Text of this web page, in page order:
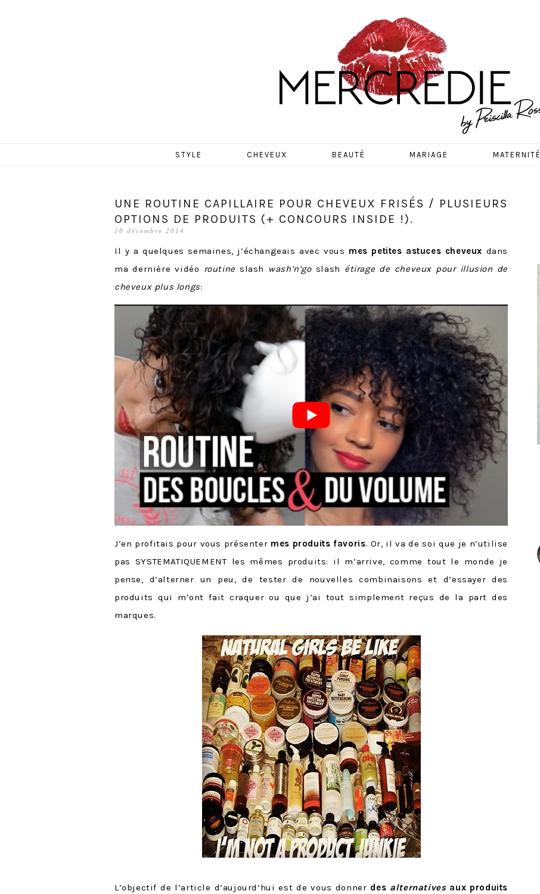
MERCREDIE
STYLE CHEVEUX BEAUTÉ MARIAGE MATERNITÉ
UNE ROUTINE CAPILLAIRE POUR CHEVEUX FRISÉS / PLUSIEURS
OPTIONS DE PRODUITS (+ CONCOURS INSIDE !).
18 décembre 2014
Il y a quelques semaines, j’échangeais avec vous mes petites astuces cheveux dans
ma dernière vidéo routine slash wash’n’goslash étirage de cheveux pour illusion de
cheveux plus longs:
J’en profitais pour vous présenter mes produits favoris. Or, il va de soi que je n’utilise
pas SYSTEMATIQUEMENT les mêmes produits: il m’arrive, comme tout le monde je
pense, d’alterner un peu, de tester de nouvelles combinaisons et d’essayer des
produits qui m’ont fait craquer ou que j’ai tout simplement reçus de la part des
marques.
L’objectif de l’article d’aujourd’hui est de vous donner des alternativesaux produits